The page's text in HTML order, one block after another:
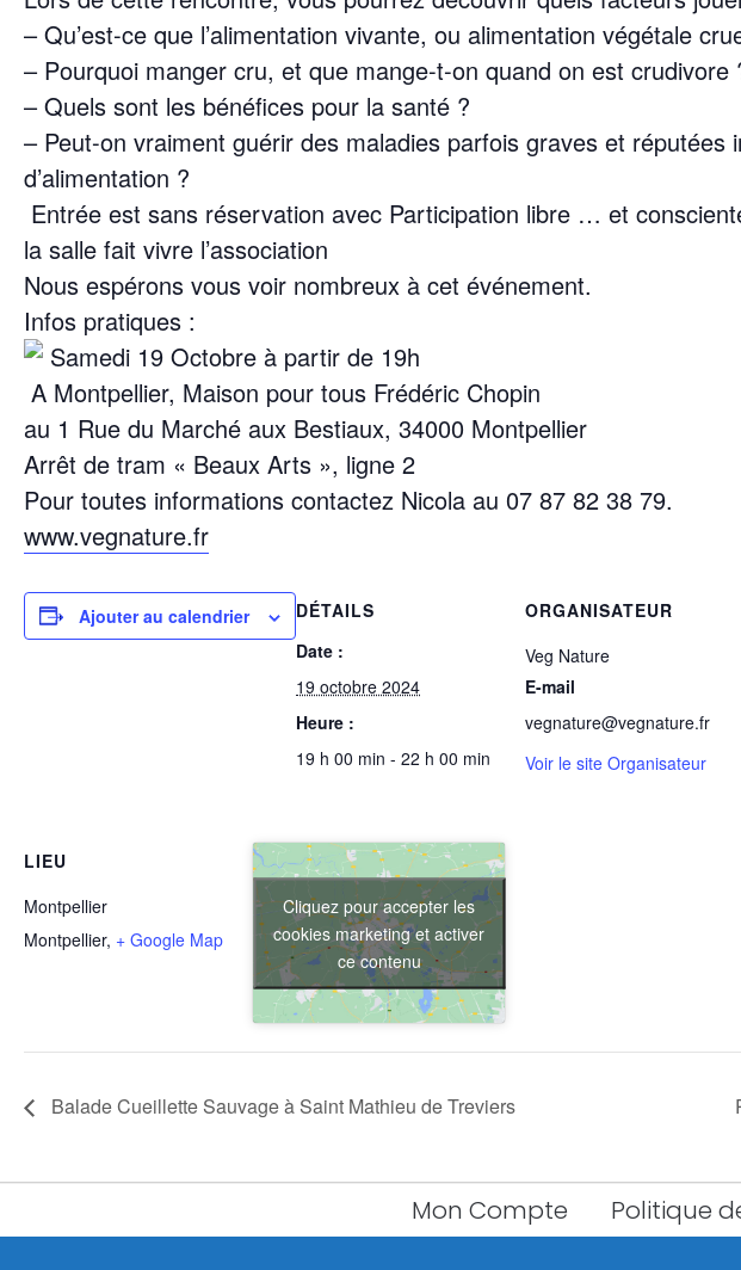
– Qu’est-ce que l’alimentation vivante, ou alimentation végétale
– Pourquoi manger cru, et que mange-t-on quand on est crudivore
– Quels sont les bénéfices pour la santé ?
– Peut-on vraiment guérir des maladies parfois graves et réputées
d’alimentation ?
Entrée est sans réservation avec Participation libre … et
la salle fait vivre l’association
Nous espérons vous voir nombreux à cet événement.
Infos pratiques :
Samedi 19 Octobre à partir de 19h
A Montpellier, Maison pour tous Frédéric Chopin
au 1 Rue du Marché aux Bestiaux, 34000 Montpellier
Arrêt de tram « Beaux Arts », ligne 2
Pour toutes informations contactez Nicola au 07 87 82 38 79.
www.vegnature.fr
Ajouter au calendrier
DÉTAILS
Date :
19 octobre 2024
Heure :
19 h 00 min - 22 h 00 min
ORGANISATEUR
Veg Nature
E-mail
vegnature@vegnature.fr
Voir le site Organisateur
LIEU
Montpellier
Montpellier, + Google Map
Cliquez pour accepter les
cookies marketing et activer
ce contenu
Balade Cueillette Sauvage à Saint Mathieu de Treviers
Mon Compte Politique